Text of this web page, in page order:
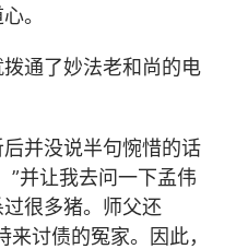
。
通了妙法老和尚的电
并没说半句惋惜的话
”并让我去问一下孟伟
很多猪。师父还
讨债的冤家。因此，